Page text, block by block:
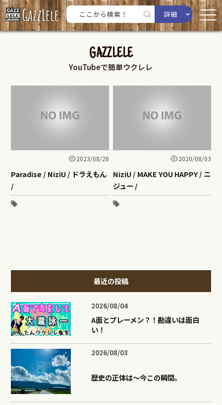
詳細
GAZZLELE
YouTubeで簡単ウクレレ
2023/08/28
Paradise / NiziU / ドラえもん
/
2020/08/03
NiziU / MAKE YOU HAPPY / ニ
ジュー /
最近の投稿
2026/08/04
A面とブレーメン？！勘違いは面白
い！
2026/08/03
歴史の正体は〜今この瞬間。